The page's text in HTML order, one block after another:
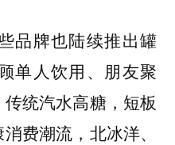
品牌也陆续推出罐
单人饮用、朋友聚
统汽水高糖，短板
费潮流，北冰洋、